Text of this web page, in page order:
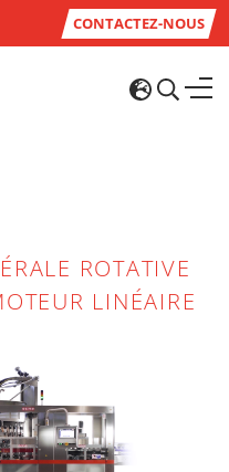
CONTACTEZ-NOUS
ROTATIVE
LINÉAIRE